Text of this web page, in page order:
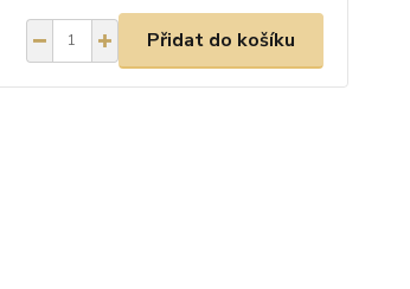
Přidat do košíku